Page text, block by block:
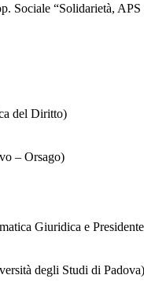
Sociale “Solidarietà,
del Diritto)
– Orsago)
Giuridica e
degli Studi di Padova)